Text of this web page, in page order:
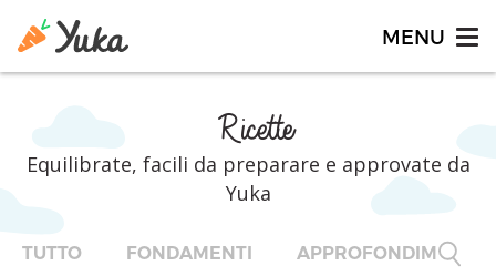
Ricette
Equilibrate, facili da preparare e approvate da
Yuka
TUTTO FONDAMENTI APPROFONDIMENTI